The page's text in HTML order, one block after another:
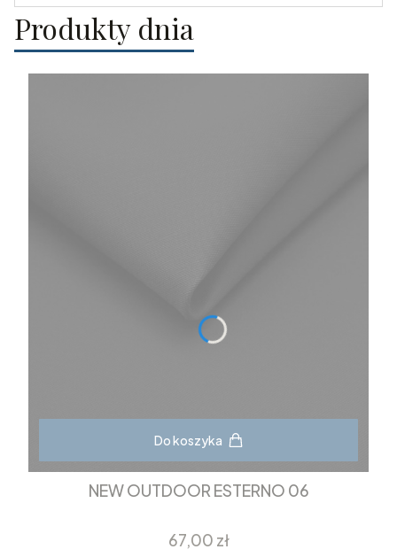
Produkty dnia
Do koszyka
NEW OUTDOOR ESTERNO 06
Cena
67,00 zł